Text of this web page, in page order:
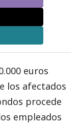
euros
los afectados
procede
empleados